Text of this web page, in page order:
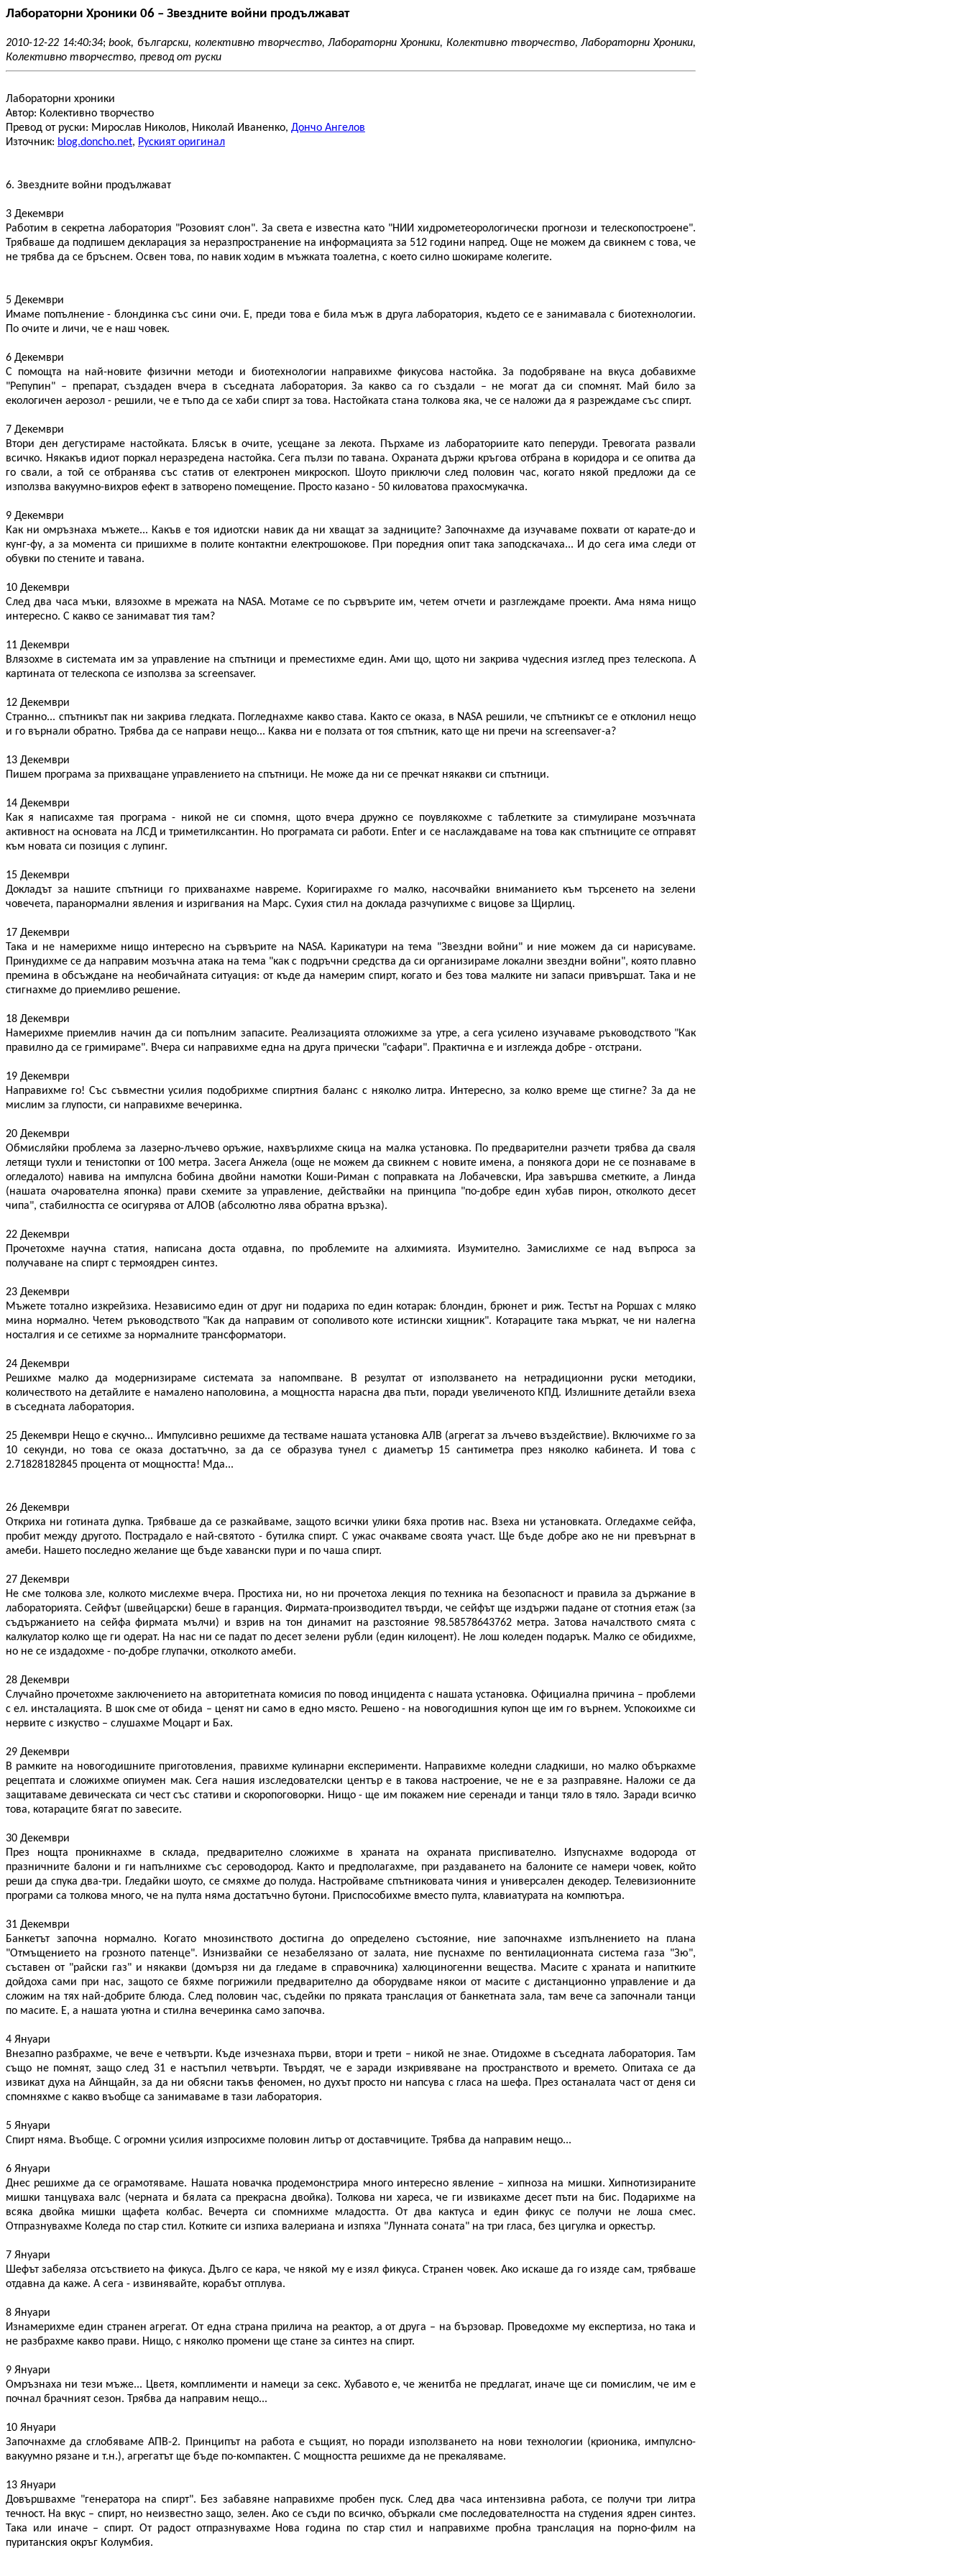
Лабораторни Хроники 06 – Звездните войни продължават
2010-12-22 14:40:34;book, български, колективно творчество, Лабораторни Хроники, Колективно творчество, Лабораторни Хроники,
Колективно творчество, превод от руски
Лабораторни хроники
Автор: Колективно творчество
Превод от руски: Мирослав Николов, Николай Иваненко, Дончо Ангелов
Източник: blog.doncho.net, Руският оригинал
6. Звездните войни продължават
3 Декември
Работим в секретна лаборатория "Розовият слон". За света е известна като "НИИ хидрометеорологически прогнози и телескопостроене".
Трябваше да подпишем декларация за неразпространение на информацията за 512 години напред. Още не можем да свикнем с това, че
не трябва да се бръснем. Освен това, по навик ходим в мъжката тоалетна, с което силно шокираме колегите.
5 Декември
Имаме попълнение - блондинка със сини очи. Е, преди това е била мъж в друга лаборатория, където се е занимавала с биотехнологии.
По очите и личи, че е наш човек.
6 Декември
С помощта на най-новите физични методи и биотехнологии направихме фикусова настойка. За подобряване на вкуса добавихме
"Репупин" – препарат, създаден вчера в съседната лаборатория. За какво са го създали – не могат да си спомнят. Май било за
екологичен аерозол - решили, че е тъпо да се хаби спирт за това. Настойката стана толкова яка, че се наложи да я разреждаме със спирт.
7 Декември
Втори ден дегустираме настойката. Блясък в очите, усещане за лекота. Пърхаме из лабораториите като пеперуди. Тревогата развали
всичко. Някакъв идиот поркал неразредена настойка. Сега пълзи по тавана. Охраната държи кръгова отбрана в коридора и се опитва да
го свали, а той се отбранява със статив от електронен микроскоп. Шоуто приключи след половин час, когато някой предложи да се
използва вакуумно-вихров ефект в затворено помещение. Просто казано - 50 киловатова прахосмукачка.
9 Декември
Как ни омръзнаха мъжете... Какъв е тоя идиотски навик да ни хващат за задниците? Започнахме да изучаваме похвати от карате-до и
кунг-фу, а за момента си пришихме в полите контактни електрошокове. При поредния опит така заподскачаха... И до сега има следи от
обувки по стените и тавана.
10 Декември
След два часа мъки, влязохме в мрежата на NASA. Мотаме се по сървърите им, четем отчети и разглеждаме проекти. Ама няма нищо
интересно. С какво се занимават тия там?
11 Декември
Влязохме в системата им за управление на спътници и преместихме един. Ами що, щото ни закрива чудесния изглед през телескопа. А
картината от телескопа се използва за screensaver.
12 Декември
Странно... спътникът пак ни закрива гледката. Погледнахме какво става. Както се оказа, в NASA решили, че спътникът се е отклонил нещо
и го върнали обратно. Трябва да се направи нещо... Каква ни е ползата от тоя спътник, като ще ни пречи на screensaver-a?
13 Декември
Пишем програма за прихващане управлението на спътници. Не може да ни се пречкат някакви си спътници.
14 Декември
Как я написахме тая програма - никой не си спомня, щото вчера дружно се поувлякохме с таблетките за стимулиране мозъчната
активност на основата на ЛСД и триметилксантин. Но програмата си работи. Enter и се наслаждаваме на това как спътниците се отправят
към новата си позиция с лупинг.
15 Декември
Докладът за нашите спътници го прихванахме навреме. Коригирахме го малко, насочвайки вниманието към търсенето на зелени
човечета, паранормални явления и изригвания на Марс. Сухия стил на доклада разчупихме с вицове за Щирлиц.
17 Декември
Така и не намерихме нищо интересно на сървърите на NASA. Карикатури на тема "Звездни войни" и ние можем да си нарисуваме.
Принудихме се да направим мозъчна атака на тема "как с подръчни средства да си организираме локални звездни войни", която плавно
премина в обсъждане на необичайната ситуация: от къде да намерим спирт, когато и без това малките ни запаси привършат. Така и не
стигнахме до приемливо решение.
18 Декември
Намерихме приемлив начин да си попълним запасите. Реализацията отложихме за утре, а сега усилено изучаваме ръководството "Как
правилно да се гримираме". Вчера си направихме една на друга прически "сафари". Практична е и изглежда добре - отстрани.
19 Декември
Направихме го! Със съвместни усилия подобрихме спиртния баланс с няколко литра. Интересно, за колко време ще стигне? За да не
мислим за глупости, си направихме вечеринка.
20 Декември
Обмисляйки проблема за лазерно-лъчево оръжие, нахвърлихме скица на малка установка. По предварителни разчети трябва да сваля
летящи тухли и тенистопки от 100 метра. Засега Анжела (още не можем да свикнем с новите имена, а понякога дори не се познаваме в
огледалото) навива на импулсна бобина двойни намотки Коши-Риман с поправката на Лобачевски, Ира завършва сметките, а Линда
(нашата очарователна японка) прави схемите за управление, действайки на принципа "по-добре един хубав пирон, отколкото десет
чипа", стабилността се осигурява от АЛОВ (абсолютно лява обратна връзка).
22 Декември
Прочетохме научна статия, написана доста отдавна, по проблемите на алхимията. Изумително. Замислихме се над въпроса за
получаване на спирт с термоядрен синтез.
23 Декември
Мъжете тотално изкрейзиха. Независимо един от друг ни подариха по един котарак: блондин, брюнет и риж. Тестът на Роршах с мляко
мина нормално. Четем ръководството "Как да направим от сополивото коте истински хищник". Котараците така мъркат, че ни налегна
носталгия и се сетихме за нормалните трансформатори.
24 Декември
Решихме малко да модернизираме системата за напомпване. В резултат от използването на нетрадиционни руски методики,
количеството на детайлите е намалено наполовина, а мощността нарасна два пъти, поради увеличеното КПД. Излишните детайли взеха
в съседната лаборатория.
25 Декември Нещо е скучно... Импулсивно решихме да тестваме нашата установка АЛВ (агрегат за лъчево въздействие). Включихме го за
10 секунди, но това се оказа достатъчно, за да се образува тунел с диаметър 15 сантиметра през няколко кабинета. И това с
2.71828182845 процента от мощността! Мда...
26 Декември
Откриха ни готината дупка. Трябваше да се разкайваме, защото всички улики бяха против нас. Взеха ни установката. Огледахме сейфа,
пробит между другото. Пострадало е най-святото - бутилка спирт. С ужас очакваме своята участ. Ще бъде добре ако не ни превърнат в
амеби. Нашето последно желание ще бъде хавански пури и по чаша спирт.
27 Декември
Не сме толкова зле, колкото мислехме вчера. Простиха ни, но ни прочетоха лекция по техника на безопасност и правила за държание в
лабораторията. Сейфът (швейцарски) беше в гаранция. Фирмата-производител твърди, че сейфът ще издържи падане от стотния етаж (за
съдържанието на сейфа фирмата мълчи) и взрив на тон динамит на разстояние 98.58578643762 метра. Затова началството смята с
калкулатор колко ще ги одерат. На нас ни се падат по десет зелени рубли (един килоцент). Не лош коледен подарък. Малко се обидихме,
но не се издадохме - по-добре глупачки, отколкото амеби.
28 Декември
Случайно прочетохме заключението на авторитетната комисия по повод инцидента с нашата установка. Официална причина – проблеми
с ел. инсталацията. В шок сме от обида – ценят ни само в едно място. Решено - на новогодишния купон ще им го върнем. Успокоихме си
нервите с изкуство – слушахме Моцарт и Бах.
29 Декември
В рамките на новогодишните приготовления, правихме кулинарни експерименти. Направихме коледни сладкиши, но малко объркахме
рецептата и сложихме опиумен мак. Сега нашия изследователски център е в такова настроение, че не е за разправяне. Наложи се да
защитаваме девическата си чест със стативи и скоропоговорки. Нищо - ще им покажем ние серенади и танци тяло в тяло. Заради всичко
това, котараците бягат по завесите.
30 Декември
През нощта проникнахме в склада, предварително сложихме в храната на охраната приспивателно. Изпуснахме водорода от
празничните балони и ги напълнихме със сероводород. Както и предполагахме, при раздаването на балоните се намери човек, който
реши да спука два-три. Гледайки шоуто, се смяхме до полуда. Настройваме спътниковата чиния и универсален декодер. Телевизионните
програми са толкова много, че на пулта няма достатъчно бутони. Приспособихме вместо пулта, клавиатурата на компютъра.
31 Декември
Банкетът започна нормално. Когато мнозинството достигна до определено състояние, ние започнахме изпълнението на плана
"Отмъщението на грозното патенце". Изнизвайки се незабелязано от залата, ние пуснахме по вентилационната система газа "Зю",
съставен от "райски газ" и някакви (домързя ни да гледаме в справочника) халюциногенни вещества. Масите с храната и напитките
дойдоха сами при нас, защото се бяхме погрижили предварително да оборудваме някои от масите с дистанционно управление и да
сложим на тях най-добрите блюда. След половин час, съдейки по пряката транслация от банкетната зала, там вече са започнали танци
по масите. Е, а нашата уютна и стилна вечеринка само започва.
4 Януари
Внезапно разбрахме, че вече е четвърти. Къде изчезнаха първи, втори и трети – никой не знае. Отидохме в съседната лаборатория. Там
също не помнят, защо след 31 е настъпил четвърти. Твърдят, че е заради изкривяване на пространството и времето. Опитаха се да
извикат духа на Айнщайн, за да ни обясни такъв феномен, но духът просто ни напсува с гласа на шефа. През останалата част от деня си
спомняхме с какво въобще са занимаваме в тази лаборатория.
5 Януари
Спирт няма. Въобще. С огромни усилия изпросихме половин литър от доставчиците. Трябва да направим нещо...
6 Януари
Днес решихме да се ограмотяваме. Нашата новачка продемонстрира много интересно явление – хипноза на мишки. Хипнотизираните
мишки танцуваха валс (черната и бялата са прекрасна двойка). Толкова ни хареса, че ги извикахме десет пъти на бис. Подарихме на
всяка двойка мишки щафета колбас. Вечерта си спомнихме младостта. От два кактуса и един фикус се получи не лоша смес.
Отпразнувахме Коледа по стар стил. Котките си изпиха валериана и изпяха "Лунната соната" на три гласа, без цигулка и оркестър.
7 Януари
Шефът забеляза отсъствието на фикуса. Дълго се кара, че някой му е изял фикуса. Странен човек. Ако искаше да го изяде сам, трябваше
отдавна да каже. А сега - извинявайте, корабът отплува.
8 Януари
Изнамерихме един странен агрегат. От една страна прилича на реактор, а от друга – на бързовар. Проведохме му експертиза, но така и
не разбрахме какво прави. Нищо, с няколко промени ще стане за синтез на спирт.
9 Януари
Омръзнаха ни тези мъже... Цветя, комплименти и намеци за секс. Хубавото е, че женитба не предлагат, иначе ще си помислим, че им е
почнал брачният сезон. Трябва да направим нещо...
10 Януари
Започнахме да сглобяваме АПВ-2. Принципът на работа е същият, но поради използването на нови технологии (крионика, импулсно-
вакуумно рязане и т.н.), агрегатът ще бъде по-компактен. С мощността решихме да не прекаляваме.
13 Януари
Довършвахме "генератора на спирт". Без забавяне направихме пробен пуск. След два часа интензивна работа, се получи три литра
течност. На вкус – спирт, но неизвестно защо, зелен. Ако се съди по всичко, объркали сме последователността на студения ядрен синтез.
Така или иначе – спирт. От радост отпразнувахме Нова година по стар стил и направихме пробна транслация на порно-филм на
пуританския окръг Колумбия.